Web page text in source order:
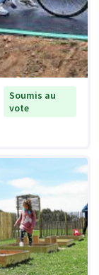
Soumis au
vote